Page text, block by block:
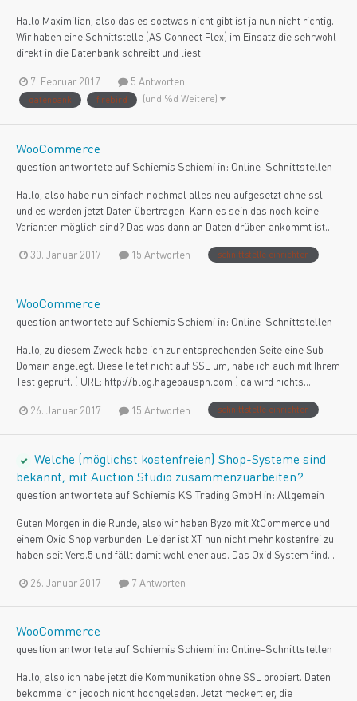
Hallo Maximilian, also das es soetwas nicht gibt ist ja nun nicht richtig.
Wir haben eine Schnittstelle (AS Connect Flex) im Einsatz die sehrwohl
direkt in die Datenbank schreibt und liest.
7. Februar 2017 5 Antworten
datenbank firebird (und %d Weitere)
WooCommerce
question antwortete auf Schiemis Schiemi in: Online-Schnittstellen
Hallo, also habe nun einfach nochmal alles neu aufgesetzt ohne ssl
und es werden jetzt Daten übertragen. Kann es sein das noch keine
Varianten möglich sind? Das was dann an Daten drüben ankommt ist...
30. Januar 2017 15 Antworten schnittstelle einrichten
WooCommerce
question antwortete auf Schiemis Schiemi in: Online-Schnittstellen
Hallo, zu diesem Zweck habe ich zur entsprechenden Seite eine Sub-
Domain angelegt. Diese leitet nicht auf SSL um, habe ich auch mit Ihrem
Test geprüft. ( URL: http://blog.hagebauspn.com ) da wird nichts...
26. Januar 2017 15 Antworten schnittstelle einrichten
Welche (möglichst kostenfreien) Shop-Systeme sind
bekannt, mit Auction Studio zusammenzuarbeiten?
question antwortete auf Schiemis KS Trading GmbH in: Allgemein
Guten Morgen in die Runde, also wir haben Byzo mit XtCommerce und
einem Oxid Shop verbunden. Leider ist XT nun nicht mehr kostenfrei zu
haben seit Vers.5 und fällt damit wohl eher aus. Das Oxid System find...
26. Januar 2017 7 Antworten
WooCommerce
question antwortete auf Schiemis Schiemi in: Online-Schnittstellen
Hallo, also ich habe jetzt die Kommunikation ohne SSL probiert. Daten
bekomme ich jedoch nicht hochgeladen. Jetzt meckert er, die